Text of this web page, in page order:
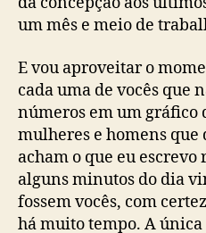
um mês e meio de
E vou aproveitar o
cada uma de vocês que
números em um gráfico
mulheres e homens que
acham o que eu
alguns minutos do dia
fossem vocês, com
há muito tempo. A